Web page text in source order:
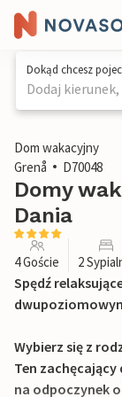
Dokąd chcesz
Dodaj1 / 25
Dom wakacyjny
Grenå
D70048
Domy
Dania
4 Goście 2
Spędź
Wybierz się z
Ten
na odpoczynek